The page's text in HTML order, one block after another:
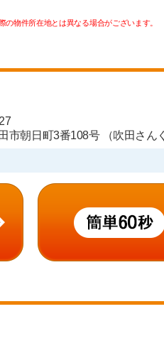
物件所在地とは異なる場合がございます。
市朝日町3番108号 （吹田さん